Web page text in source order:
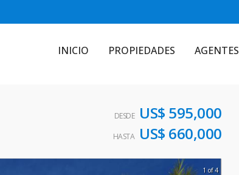
INICIO PROPIEDADES AGENTES
DESDE US$ 595,000
HASTA US$ 660,000
1 of 4